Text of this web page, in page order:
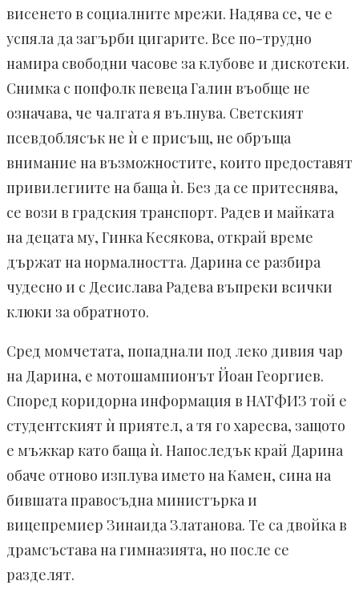
висенето в социалните мрежи. Надява се, че е
успяла да загърби цигарите. Все по-трудно
намира свободни часове за клубове и дискотеки.
Снимка с попфолк певеца Галин въобще не
означава, че чалгата я вълнува. Светският
псевдоблясък не ѝ е присъщ, не обръща
внимание на възможностите, които предоставят
привилегиите на баща ѝ. Без да се притеснява,
се вози в градския транспорт. Радев и майката
на децата му, Гинка Кесякова, открай време
държат на нормалността. Дарина се разбира
чудесно и с Десислава Радева въпреки всички
клюки за обратното.
Сред момчетата, попаднали под леко дивия чар
на Дарина, е мотошампионът Йоан Георгиев.
Според коридорна информация в НАТФИЗ той е
студентският ѝ приятел, а тя го харесва, защото
е мъжкар като баща ѝ. Напоследък край Дарина
обаче отново изплува името на Камен, сина на
бившата правосъдна министърка и
вицепремиер Зинаида Златанова. Те са двойка в
драмсъстава на гимназията, но после се
разделят.